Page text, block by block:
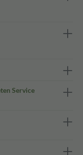
Service